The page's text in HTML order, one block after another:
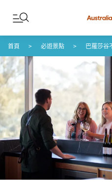
跳至內容
跳至頁尾導覽
首頁 必遊景點 巴羅莎谷